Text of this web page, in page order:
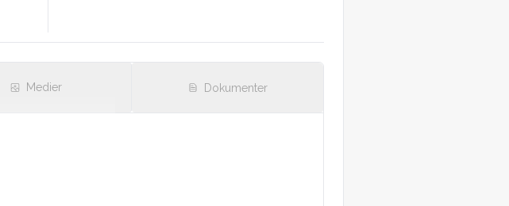
Medier Dokumenter